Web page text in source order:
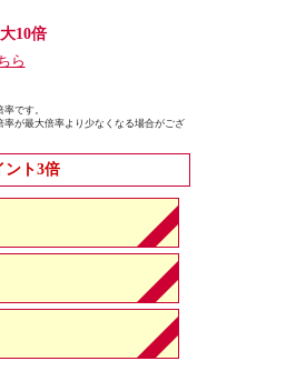
10倍
ら
です。
が最大倍率より少なくなる場合がござ
ント3倍